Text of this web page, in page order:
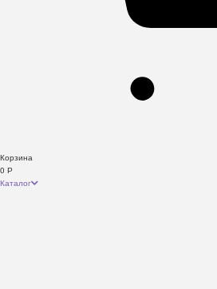
Корзина
0 Р
Каталог